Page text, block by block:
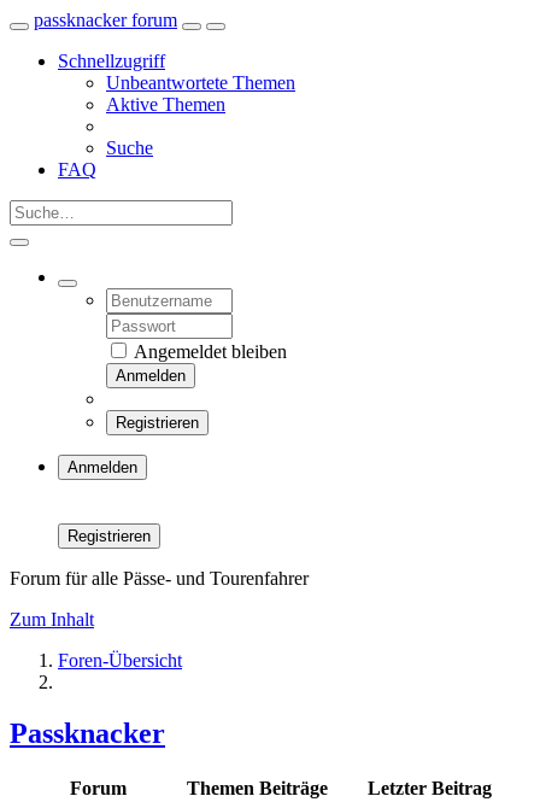
passknacker forum
Schnellzugriff
Unbeantwortete Themen
Aktive Themen
Suche
FAQ
Angemeldet bleiben
Anmelden
Registrieren
Anmelden
Registrieren
Forum für alle Pässe- und Tourenfahrer
Zum Inhalt
Foren-Übersicht
Passknacker
Forum Themen Beiträge Letzter Beitrag